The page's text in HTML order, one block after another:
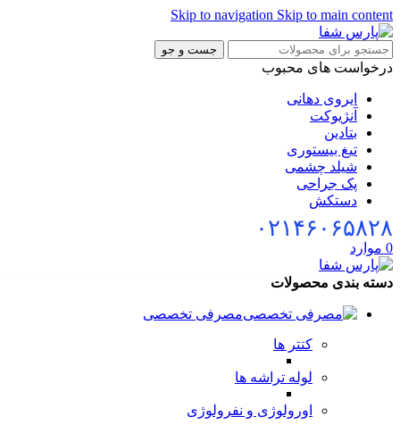
Skip to navigationSkip to main
جست و جو
های محبوب
ایروی دهانی
آنژیوکت
بتادین
تیغ بیستوری
شیلد چشمی
پک جراحی
دستکش
بندی محصولات
مصرفی تخصصی
کتتر ها
لوله تراشه ها
اورولوژی و نفرولوژی